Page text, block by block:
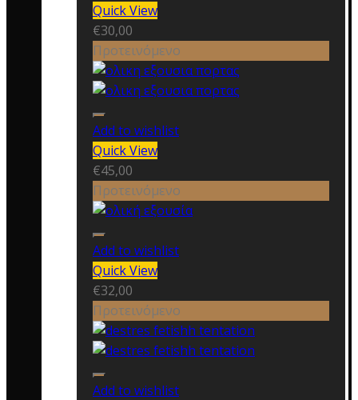
Quick View
€30,00
Προτεινόμενο
Add to wishlist
Quick View
€45,00
Προτεινόμενο
Add to wishlist
Quick View
€32,00
Προτεινόμενο
Add to wishlist